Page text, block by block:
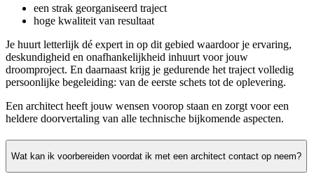
een strak georganiseerd traject
hoge kwaliteit van resultaat
Je huurt letterlijk dé expert in op dit gebied waardoor je ervaring,
deskundigheid en onafhankelijkheid inhuurt voor jouw
droomproject. En daarnaast krijg je gedurende het traject volledig
persoonlijke begeleiding: van de eerste schets tot de oplevering.
Een architect heeft jouw wensen voorop staan en zorgt voor een
heldere doorvertaling van alle technische bijkomende aspecten.
Wat kan ik voorbereiden voordat ik met een architect contact op neem?